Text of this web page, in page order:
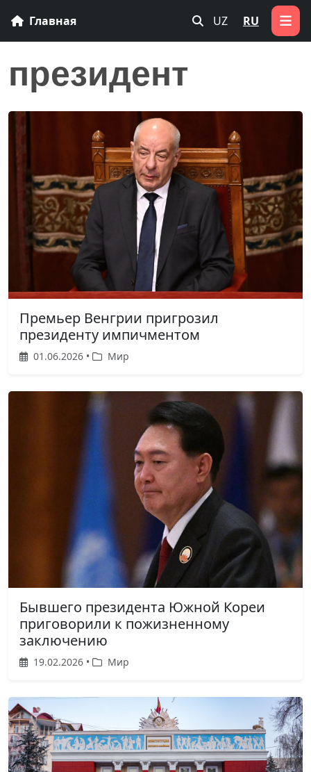
Главная UZ RU
президент
Премьер Венгрии пригрозил
президенту импичментом
01.06.2026 • Мир
Бывшего президента Южной Кореи
приговорили к пожизненному
заключению
19.02.2026 • Мир